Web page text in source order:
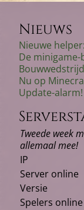
Nieuws
Nieuwe
De
Nu op
Update-
Tweede week
allemaal mee!
IP
Server online
Versie
Spelers online